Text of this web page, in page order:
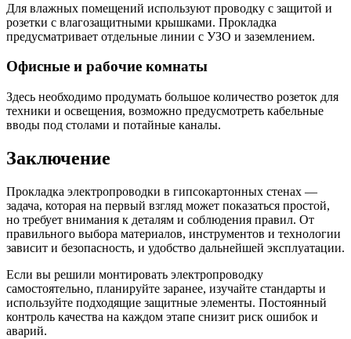
Для влажных помещений используют проводку с защитой и
розетки с влагозащитными крышками. Прокладка
предусматривает отдельные линии с УЗО и заземлением.
Офисные и рабочие комнаты
Здесь необходимо продумать большое количество розеток для
техники и освещения, возможно предусмотреть кабельные
вводы под столами и потайные каналы.
Заключение
Прокладка электропроводки в гипсокартонных стенах —
задача, которая на первый взгляд может показаться простой,
но требует внимания к деталям и соблюдения правил. От
правильного выбора материалов, инструментов и технологии
зависит и безопасность, и удобство дальнейшей эксплуатации.
Если вы решили монтировать электропроводку
самостоятельно, планируйте заранее, изучайте стандарты и
используйте подходящие защитные элементы. Постоянный
контроль качества на каждом этапе снизит риск ошибок и
аварий.